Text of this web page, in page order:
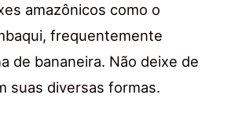
amazônicos como o
frequentemente
de bananeira. Não deixe de
suas diversas formas.